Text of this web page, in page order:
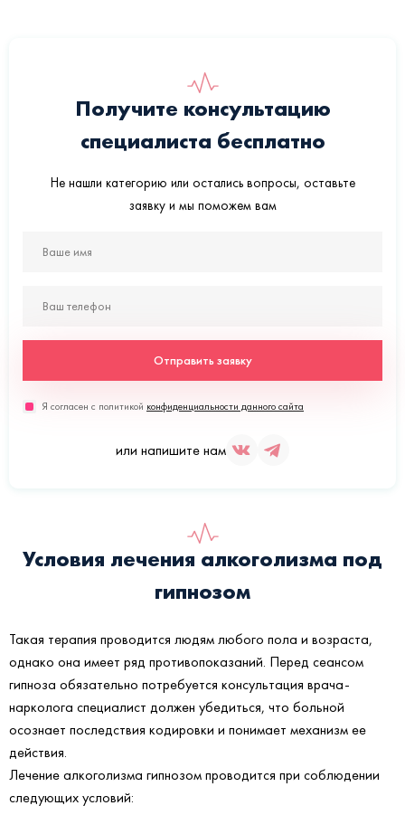
Получите консультацию
специалиста бесплатно
Не нашли категорию или остались вопросы, оставьте
заявку и мы поможем вам
Отправить заявку
Я согласен с политикой конфиденциальности данного сайта
или напишите нам
Условия лечения алкоголизма под
гипнозом
Такая терапия проводится людям любого пола и возраста,
однако она имеет ряд противопоказаний. Перед сеансом
гипноза обязательно потребуется консультация врача-
нарколога специалист должен убедиться, что больной
осознает последствия кодировки и понимает механизм ее
действия.
Лечение алкоголизма гипнозом проводится при соблюдении
следующих условий: